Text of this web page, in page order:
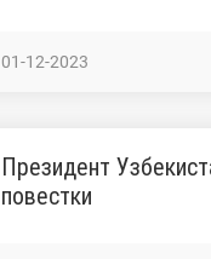
01-12-2023
Президент
повестки